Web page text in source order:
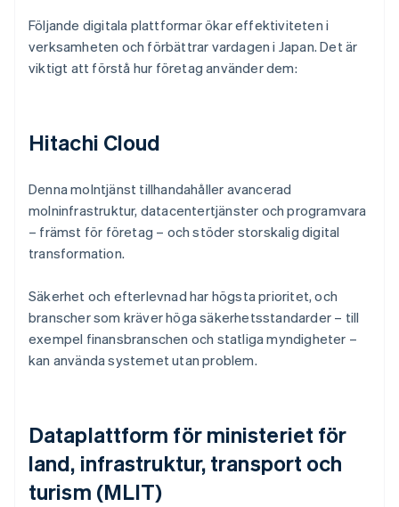
Följande digitala plattformar ökar effektiviteten i
verksamheten och förbättrar vardagen i Japan. Det är
viktigt att förstå hur företag använder dem:
Hitachi Cloud
Denna molntjänst tillhandahåller avancerad
molninfrastruktur, datacentertjänster och programvara
– främst för företag – och stöder storskalig digital
transformation.
Säkerhet och efterlevnad har högsta prioritet, och
branscher som kräver höga säkerhetsstandarder – till
exempel finansbranschen och statliga myndigheter –
kan använda systemet utan problem.
Dataplattform för ministeriet för
land, infrastruktur, transport och
turism (MLIT)